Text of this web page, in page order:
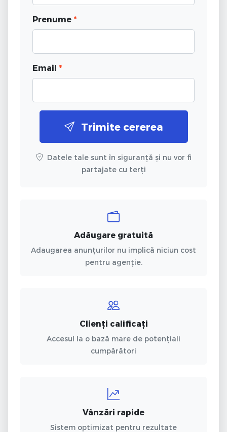
Prenume *
Email *
Trimite cererea
Datele tale sunt în siguranță și nu vor fi
partajate cu terți
Adăugare gratuită
Adaugarea anunțurilor nu implică niciun cost
pentru agenție.
Clienți calificați
Accesul la o bază mare de potențiali
cumpărători
Vânzări rapide
Sistem optimizat pentru rezultate